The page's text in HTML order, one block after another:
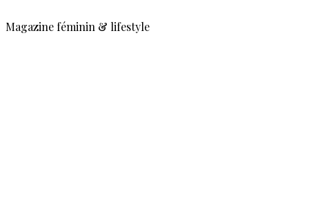
Magazine féminin & lifestyle